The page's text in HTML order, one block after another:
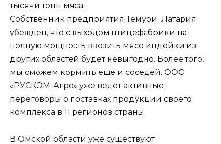
тысячи тонн мяса.
Собственник предприятия Темури Латария
убежден, что с выходом птицефабрики на
полную мощность ввозить мясо индейки из
других областей будет невыгодно. Более того,
мы сможем кормить еще и соседей. ООО
«РУСКОМ-Агро» уже ведет активные
переговоры о поставках продукции своего
комплекса в 11 регионов страны.
В Омской области уже существуют